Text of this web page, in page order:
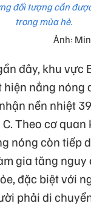
đối tượng cần
trong mùa hè.
Ảnh:
đây, khu vực
hiện nắng nóng
nền nhiệt
Theo cơ quan
nóng còn tiếp
gia tăng nguy
đặc biệt với
phải di